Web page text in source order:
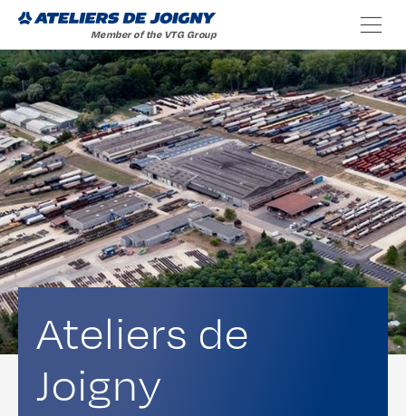
Ateliers de
Joigny